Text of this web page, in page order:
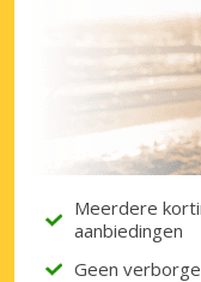
Meerdere
aanbiedingen
Geen